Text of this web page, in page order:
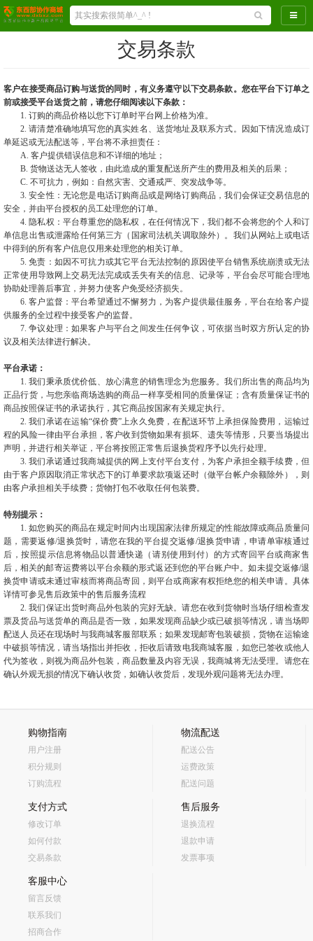
导航
交易条款
客户在接受商品订购与送货的同时，有义务遵守以下交易条款。您在平台下订单之
前或接受平台送货之前，请您仔细阅读以下条款：
1. 订购的商品价格以您下订单时平台网上价格为准。
2. 请清楚准确地填写您的真实姓名、送货地址及联系方式。因如下情况造成订
单延迟或无法配送等，平台将不承担责任：
A. 客户提供错误信息和不详细的地址；
B. 货物送达无人签收，由此造成的重复配送所产生的费用及相关的后果；
C. 不可抗力，例如：自然灾害、交通戒严、突发战争等。
3. 安全性：无论您是电话订购商品或是网络订购商品，我们会保证交易信息的
安全，并由平台授权的员工处理您的订单。
4. 隐私权：平台尊重您的隐私权，在任何情况下，我们都不会将您的个人和订
单信息出售或泄露给任何第三方（国家司法机关调取除外）。我们从网站上或电话
中得到的所有客户信息仅用来处理您的相关订单。
5. 免责：如因不可抗力或其它平台无法控制的原因使平台销售系统崩溃或无法
正常使用导致网上交易无法完成或丢失有关的信息、记录等，平台会尽可能合理地
协助处理善后事宜，并努力使客户免受经济损失。
6. 客户监督：平台希望通过不懈努力，为客户提供最佳服务，平台在给客户提
供服务的全过程中接受客户的监督。
7. 争议处理：如果客户与平台之间发生任何争议，可依据当时双方所认定的协
议及相关法律进行解决。
平台承诺：
1.我们秉承质优价低、放心满意的销售理念为您服务。我们所出售的商品均为
正品行货，与您亲临商场选购的商品一样享受相同的质量保证；含有质量保证书的
商品按照保证书的承诺执行，其它商品按国家有关规定执行。
2. 我们承诺在运输“保价费”上永久免费，在配送环节上承担保险费用，运输过
程的风险一律由平台承担，客户收到货物如果有损坏、遗失等情形，只要当场提出
声明，并进行相关举证，平台将按照正常售后退换货程序予以先行处理。
3. 我们承诺通过我商城提供的网上支付平台支付，为客户承担全额手续费，但
由于客户原因取消正常状态下的订单要求款项返还时（做平台帐户余额除外），则
由客户承担相关手续费；货物打包不收取任何包装费。
特别提示：
1.如您购买的商品在规定时间内出现国家法律所规定的性能故障或商品质量问
题，需要返修/退换货时，请您在我的平台提交返修/退换货申请，申请单审核通过
后，按照提示信息将物品以普通快递（请别使用到付）的方式寄回平台或商家售
后，相关的邮寄运费将以平台余额的形式返还到您的平台账户中。如未提交返修/退
换货申请或未通过审核而将商品寄回，则平台或商家有权拒绝您的相关申请。具体
详情可参见售后政策中的售后服务流程
2. 我们保证出货时商品外包装的完好无缺。请您在收到货物时当场仔细检查发
票及货品与送货单的商品是否一致，如果发现商品缺少或已破损等情况，请当场即
配送人员还在现场时与我商城客服部联系；如果发现邮寄包装破损，货物在运输途
中破损等情况，请当场指出并拒收，拒收后请致电我商城客服，如您已签收或他人
代为签收，则视为商品外包装，商品数量及内容无误，我商城将无法受理。请您在
确认外观无损的情况下确认收货，如确认收货后，发现外观问题将无法办理。
购物指南
用户注册
积分规则
订购流程
物流配送
配送公告
运费政策
配送问题
支付方式
修改订单
如何付款
交易条款
售后服务
退换流程
退款申请
发票事项
客服中心
留言反馈
联系我们
招商合作